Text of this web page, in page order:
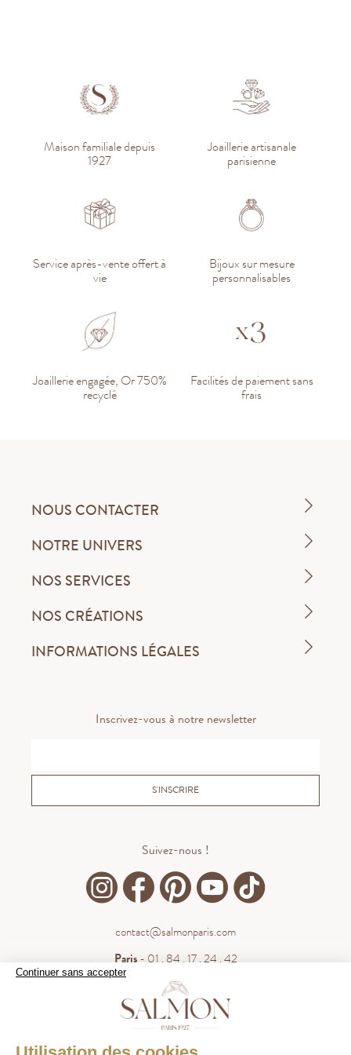
Continuer sans accepter
WHATSAPP
Maison familiale depuis
1927
Joaillerie artisanale
parisienne
Service après-vente offert à
vie
Bijoux sur mesure
personnalisables
Joaillerie engagée, Or 750%
recyclé
Facilités de paiement sans
frais
NOUS CONTACTER
NOTRE UNIVERS
NOS SERVICES
NOS CRÉATIONS
INFORMATIONS LÉGALES
Inscrivez-vous à notre newsletter
S'INSCRIRE
Suivez-nous !
contact@salmonparis.com
Paris- 01 . 84 . 17 . 24 . 42
- 05 . 35 . 54 . 45 . 53
WhatsApp- 07 . 81 . 63 . 76 . 57